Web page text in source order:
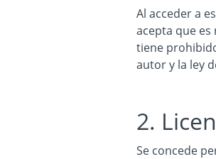
Al acceder a
acepta que es
tiene
autor y la ley
2.
Se concede